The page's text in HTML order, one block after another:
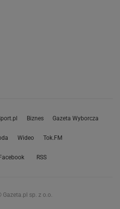
Biznes Gazeta Wyborcza
Wideo Tok.FM
Facebook RSS
Gazeta.pl sp. z o.o.